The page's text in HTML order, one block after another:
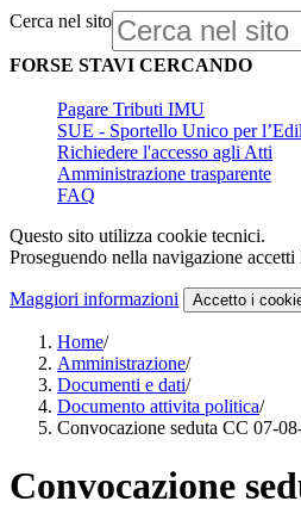
Cerca nel sito
FORSE STAVI CERCANDO
Pagare Tributi IMU
SUE - Sportello Unico per
Richiedere l'accesso agli Atti
Amministrazione trasparente
FAQ
Questo sito utilizza cookie tecnici.
Proseguendo nella navigazione
Maggiori informazioni Accetto i
Home/
Amministrazione/
Documenti e dati/
Documento attivita politica/
Convocazione seduta CC 07-
Convocazione